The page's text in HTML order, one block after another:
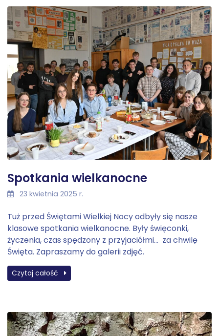
Spotkania wielkanocne
23 kwietnia 2025 r.
Tuż przed Świętami Wielkiej Nocy odbyły się nasze
klasowe spotkania wielkanocne. Były święconki,
życzenia, czas spędzony z przyjaciółmi… za chwilę
Święta. Zapraszamy do galerii zdjęć.
Czytaj całość